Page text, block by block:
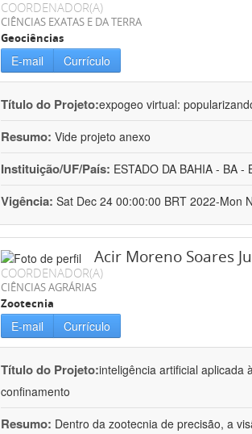
COORDENADOR(A)
CIÊNCIAS EXATAS E DA TERRA
Geociências
E-mail Currículo
Título do Projeto:expogeo virtual:
Resumo: Vide projeto anexo
Instituição/UF/País: ESTADO DA BAHIA - BA -
Vigência: Sat Dec 24 00:00:00 BRT 2022-Mon
Acir Moreno Soares
COORDENADOR(A)
CIÊNCIAS AGRÁRIAS
Zootecnia
E-mail Currículo
Título do Projeto:inteligência artificial aplicada
confinamento
Resumo: Dentro da zootecnia de precisão, a